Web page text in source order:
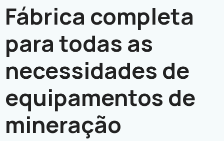
Fábrica completa
para todas as
necessidades de
equipamentos de
mineração